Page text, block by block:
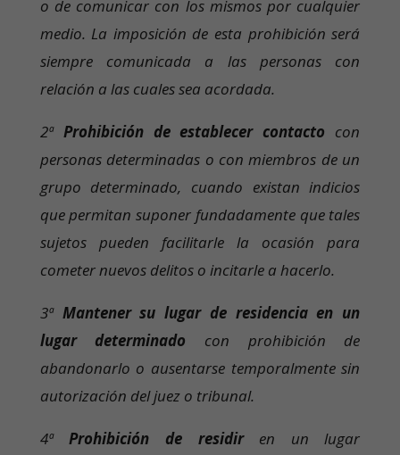
o de comunicar con los mismos por cualquier
medio. La imposición de esta prohibición será
siempre comunicada a las personas con
relación a las cuales sea acordada.
2ª Prohibición de establecer contacto con
personas determinadas o con miembros de un
grupo determinado, cuando existan indicios
que permitan suponer fundadamente que tales
sujetos pueden facilitarle la ocasión para
cometer nuevos delitos o incitarle a hacerlo.
3ª Mantener su lugar de residencia en un
lugar determinado con prohibición de
abandonarlo o ausentarse temporalmente sin
autorización del juez o tribunal.
4ªProhibición de residiren un lugar